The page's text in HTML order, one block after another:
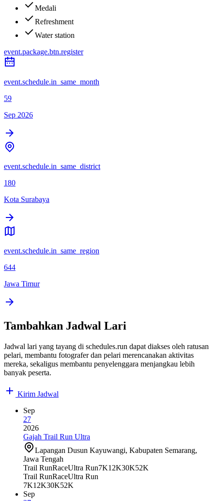
Medali
Refreshment
Water station
event.package.btn.register
event.schedule.in_same_month
59
Sep 2026
event.schedule.in_same_district
180
Kota Surabaya
event.schedule.in_same_region
644
Jawa Timur
Tambahkan Jadwal Lari
Jadwal lari yang tayang di schedules.run dapat diakses oleh ratusan
pelari, membantu fotografer dan pelari merencanakan aktivitas
mereka, sekaligus membantu penyelenggara menjangkau lebih
banyak peserta.
Kirim Jadwal
Sep
27
2026
Gajah Trail Run Ultra
Lapangan Dusun Kayuwangi, Kabupaten Semarang,
Jawa Tengah
Trail RunRaceUltra Run7K12K30K52K
Trail RunRaceUltra Run
7K12K30K52K
Sep